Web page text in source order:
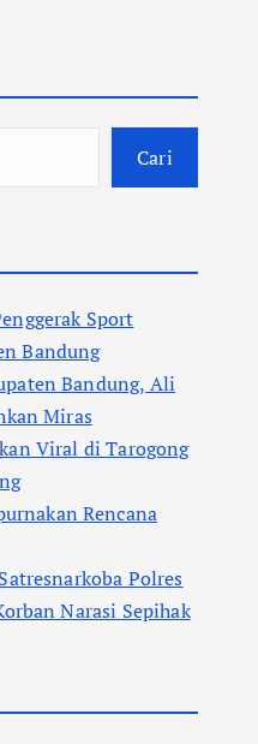
Cari
Sport
Bandung
Bandung, Ali
Miras
Viral di Tarogong
Rencana
Polres
Narasi Sepihak